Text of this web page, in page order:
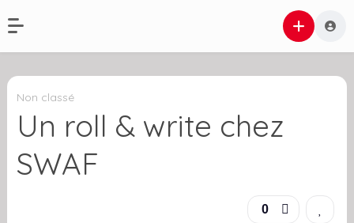
Non classé
Un roll & write chez
SWAF
0